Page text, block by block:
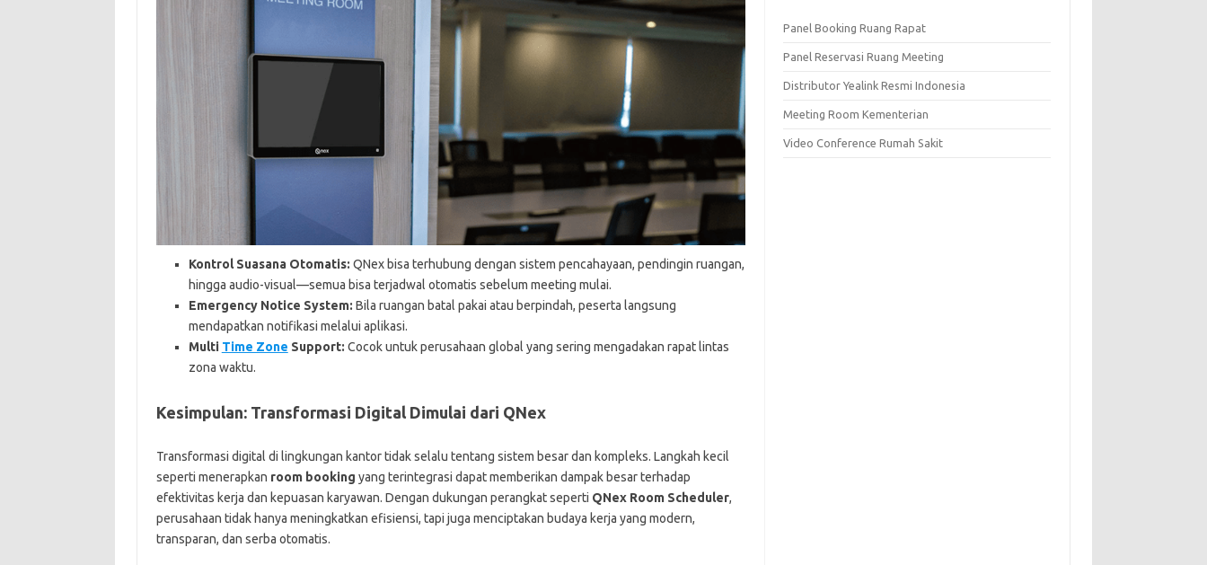
Kontrol Suasana Otomatis: QNex bisa terhubung dengan sistem pencahayaan, pendingin ruangan,
hingga audio-visual—semua bisa terjadwal otomatis sebelum meeting mulai.
Emergency Notice System: Bila ruangan batal pakai atau berpindah, peserta langsung
mendapatkan notifikasi melalui aplikasi.
Multi Time Zone Support: Cocok untuk perusahaan global yang sering mengadakan rapat lintas
zona waktu.
Kesimpulan: Transformasi Digital Dimulai dari QNex
Transformasi digital di lingkungan kantor tidak selalu tentang sistem besar dan kompleks. Langkah kecil
seperti menerapkan room booking yang terintegrasi dapat memberikan dampak besar terhadap
efektivitas kerja dan kepuasan karyawan. Dengan dukungan perangkat seperti QNex Room Scheduler,
perusahaan tidak hanya meningkatkan efisiensi, tapi juga menciptakan budaya kerja yang modern,
transparan, dan serba otomatis.
Panel Booking Ruang Rapat
Panel Reservasi Ruang Meeting
Distributor Yealink Resmi Indonesia
Meeting Room Kementerian
Video Conference Rumah Sakit